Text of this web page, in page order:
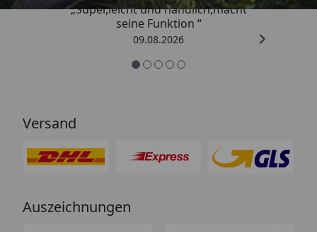
„Super,leicht und handlich,macht
seine Funktion “
09.08.2026
Versand
Auszeichnungen